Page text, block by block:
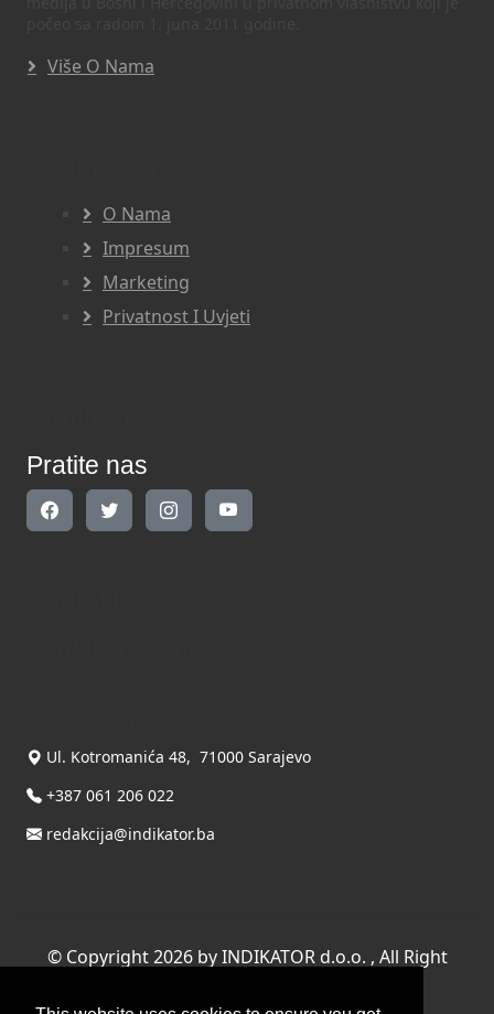
Više O Nama
O Nama
Impresum
Marketing
Privatnost I Uvjeti
Pratite nas
Ul. Kotromanića 48, 71000 Sarajevo
+387 061 206 022
redakcija@indikator.ba
© Copyright 2026 by INDIKATOR d.o.o. , All Right